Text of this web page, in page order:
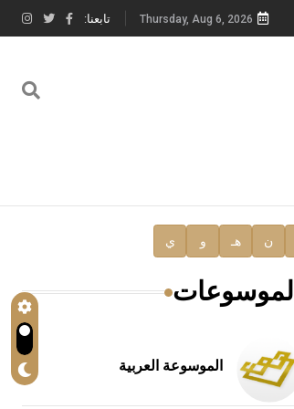
Thursday, Aug 6, 2026 تابعنا:
ن هـ و ي
الموسوعات
الموسوعة العربية